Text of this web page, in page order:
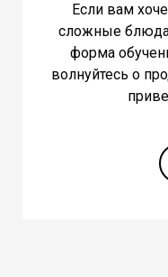
Если вам
сложные блюда
форма
волнуйтесь о